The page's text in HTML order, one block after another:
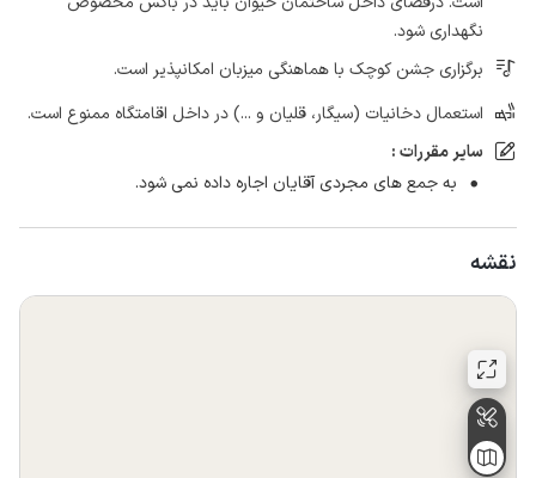
نگهداری شود.
برگزاری جشن کوچک با هماهنگی میزبان امکانپذیر است.
استعمال دخانیات (سیگار، قلیان و ...) در داخل اقامتگاه ممنوع است.
سایر مقررات :
به جمع های مجردی آقایان اجاره داده نمی شود.
نقشه